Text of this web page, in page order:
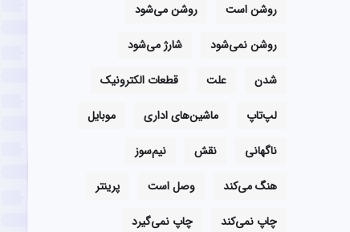
روشن است
روشن می‌شود
روشن نمی‌شود
شارژ می‌شود
شدن
علت
قطعات الکترونیک
لپ‌تاپ
ماشین‌های اداری
موبایل
ناگهانی
نقش
نیم‌سوز
هنگ می‌کند
وصل است
پرینتر
چاپ نمی‌کند
چاپ نمی‌گیرد